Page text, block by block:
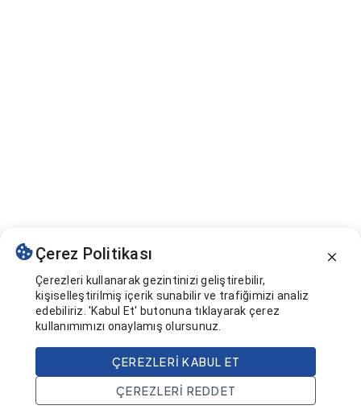
Çerez Politikası
Çerezleri kullanarak gezintinizi geliştirebilir,
kişiselleştirilmiş içerik sunabilir ve trafiğimizi analiz
edebiliriz. 'Kabul Et' butonuna tıklayarak çerez
kullanımımızı onaylamış olursunuz.
ÇEREZLERI KABUL ET
ÇEREZLERI REDDET